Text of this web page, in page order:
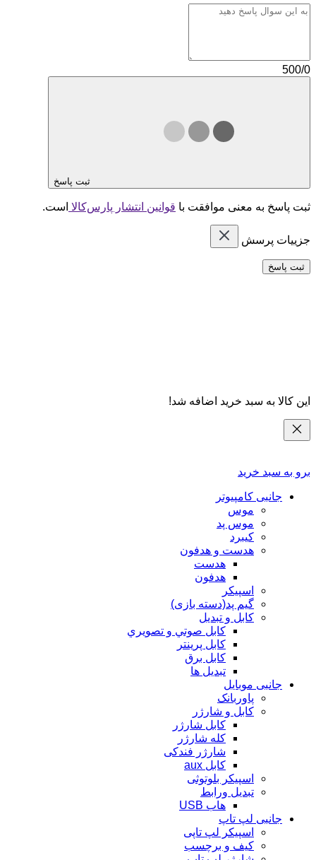
500/0
ثبت پاسخ
ثبت پاسخ به معنی موافقت با قوانین انتشار پارس‌کالا است.
جزییات پرسش
ثبت پاسخ
این کالا به سبد خرید اضافه شد!
برو به سبد خرید
جانبی کامپیوتر
موس
موس پد
کیبرد
هدست و هدفون
هدست
هدفون
اسپیکر
گیم پد(دسته بازی)
کابل و تبدیل
كابل صوتي و تصويري
کابل پرینتر
کابل برق
تبدیل ها
جانبی موبایل
پاوربانک
کابل و شارژر
کابل شارژر
کله شارژر
شارژر فندکی
کابل aux
اسپیکر بلوتوثی
تبدیل ورابط
هاب USB
جانبی لپ تاپ
اسپیکر لپ تاپی
کیف و برچسب